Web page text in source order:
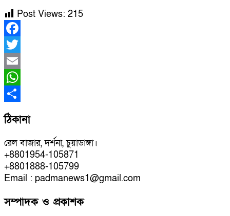
Post Views: 215
Facebook
Twitter
Email
WhatsApp
Share
ঠিকানা
রেল বাজার, দর্শনা, চুয়াডাঙ্গা।
+8801954-105871
+8801888-105799
Email : padmanews1@gmail.com
সম্পাদক ও প্রকাশক